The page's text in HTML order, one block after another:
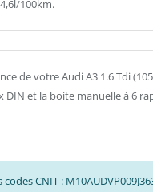
100km.
de votre Audi A3 1.6 Tdi
DIN et la boite manuelle à 6
CNIT :